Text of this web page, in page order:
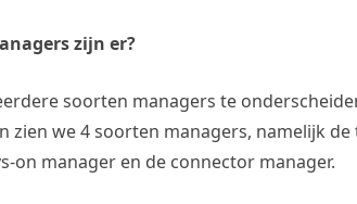
zijn er?
soorten managers te
zien we 4 soorten managers, namelijk
on manager en de connector manager.